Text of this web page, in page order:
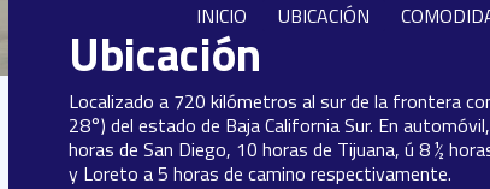
INICIO UBICACIÓN
Ubicación
Localizado a 720 kilómetros al sur de la frontera
28°) del estado de Baja California Sur. En
horas de San Diego, 10 horas de Tijuana, ú 8 ½
y Loreto a 5 horas de camino respectivamente.